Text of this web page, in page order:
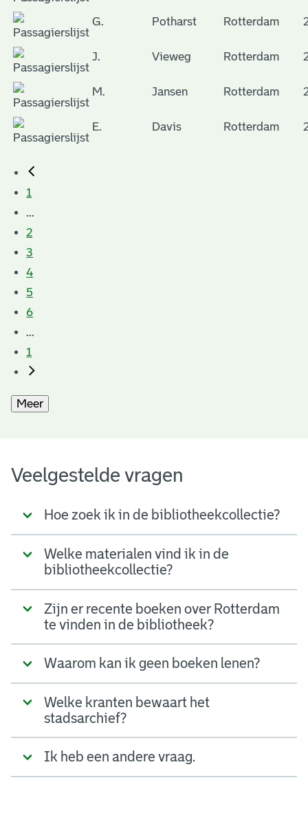
G. Potharst Rotterdam
J. Vieweg Rotterdam
M. Jansen Rotterdam
E. Davis Rotterdam
1
...
2
3
4
5
6
...
1
Meer
Veelgestelde vragen
Hoe zoek ik in de bibliotheekcollectie?
Welke materialen vind ik in de
bibliotheekcollectie?
Zijn er recente boeken over Rotterdam
te vinden in de bibliotheek?
Waarom kan ik geen boeken lenen?
Welke kranten bewaart het
stadsarchief?
Ik heb een andere vraag.